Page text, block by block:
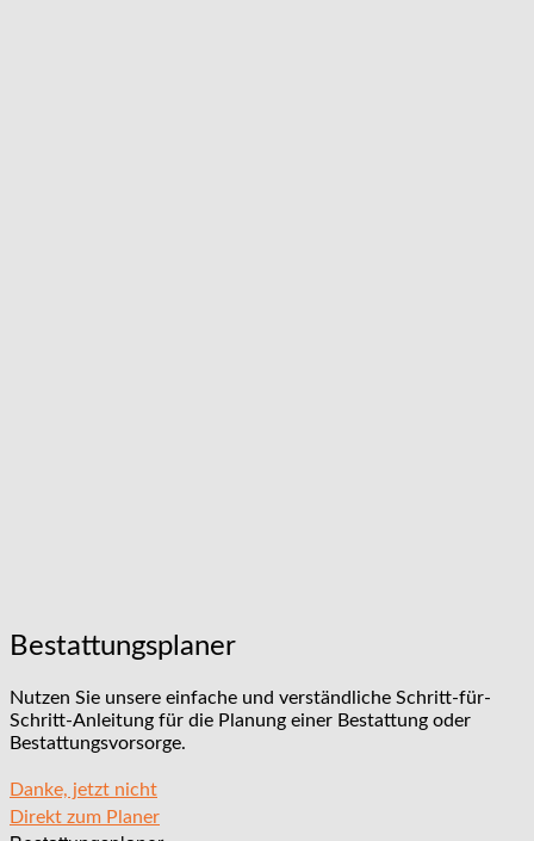
Bestattungsplaner
Nutzen Sie unsere einfache und verständliche Schritt-für-
Schritt-Anleitung für die Planung einer Bestattung oder
Bestattungsvorsorge.
Danke, jetzt nicht
Direkt zum Planer